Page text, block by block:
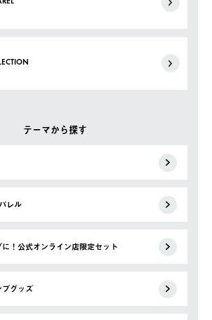
テーマから探す
レル
！公式オンライン店限定セット
グッズ